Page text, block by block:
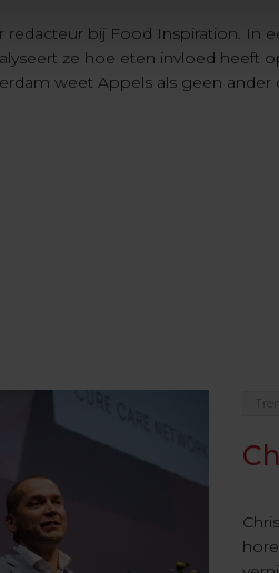
redacteur bij Food Inspiration. In
ze hoe eten invloed heeft
weet Appels als geen ander